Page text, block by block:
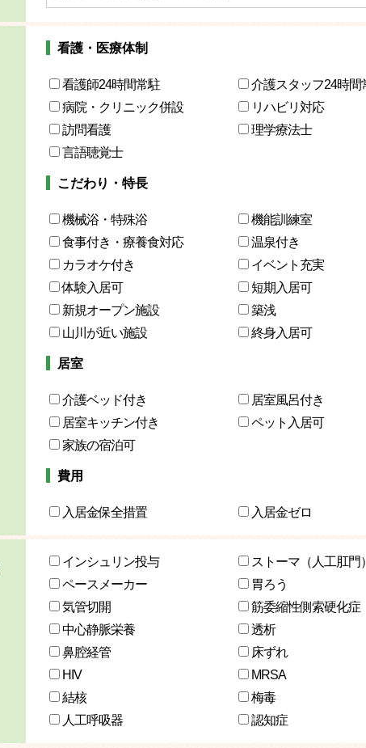
看護・医療体制
看護師24時間常駐 介護スタッフ24時間
病院・クリニック併設
リハビリ対応
訪問看護
理学療法士
言語聴覚士
こだわり・特長
機械浴・特殊浴 機能訓練室
食事付き・療養食対応
温泉付き
カラオケ付き
イベント充実
体験入居可
短期入居可
新規オープン施設
築浅
山川が近い施設
終身入居可
居室
介護ベッド付き 居室風呂付き
居室キッチン付き
ペット入居可
家族の宿泊可
費用
入居金保全措置 入居金ゼロ
インシュリン投与 ストーマ（人工肛門）
ペースメーカー
胃ろう
気管切開
筋委縮性側索硬化症
中心静脈栄養
透析
鼻腔経管
床ずれ
HIV
MRSA
結核
梅毒
人工呼吸器
認知症